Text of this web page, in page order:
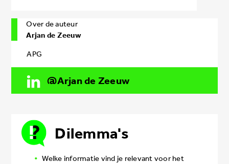
Over de auteur
Arjan de Zeeuw
APG
Arjan de Zeeuw
Dilemma's
Welke informatie vind je relevant voor het